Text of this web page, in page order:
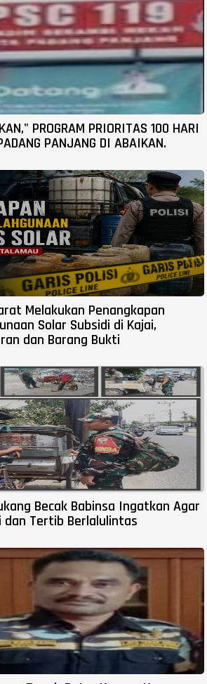
PROGRAM PRIORITAS 100 HARI
PANJANG DI ABAIKAN.
Melakukan Penangkapan
Solar Subsidi di Kajai,
dan Barang Bukti
Becak Babinsa Ingatkan Agar
Tertib Berlalulintas